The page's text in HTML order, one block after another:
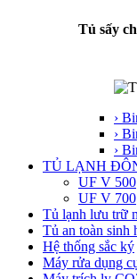
Tủ sấy
›
›
›
TỦ LẠNH
UF V 500
UF V 700
Tủ lạnh lưu trữ
Tủ an toàn sinh
Hệ thống sắc ký
Máy rửa dụng